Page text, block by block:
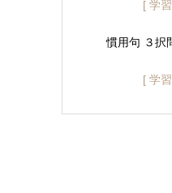
[ 学
慣用句 ３択
[ 学